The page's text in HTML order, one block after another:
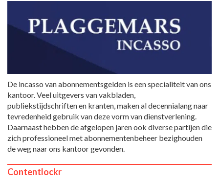
De incasso van abonnementsgelden is een specialiteit van ons
kantoor. Veel uitgevers van vakbladen,
publiekstijdschriften en kranten, maken al decennialang naar
tevredenheid gebruik van deze vorm van dienstverlening.
Daarnaast hebben de afgelopen jaren ook diverse partijen die
zich professioneel met abonnementenbeheer bezighouden
de weg naar ons kantoor gevonden.
Contentlockr